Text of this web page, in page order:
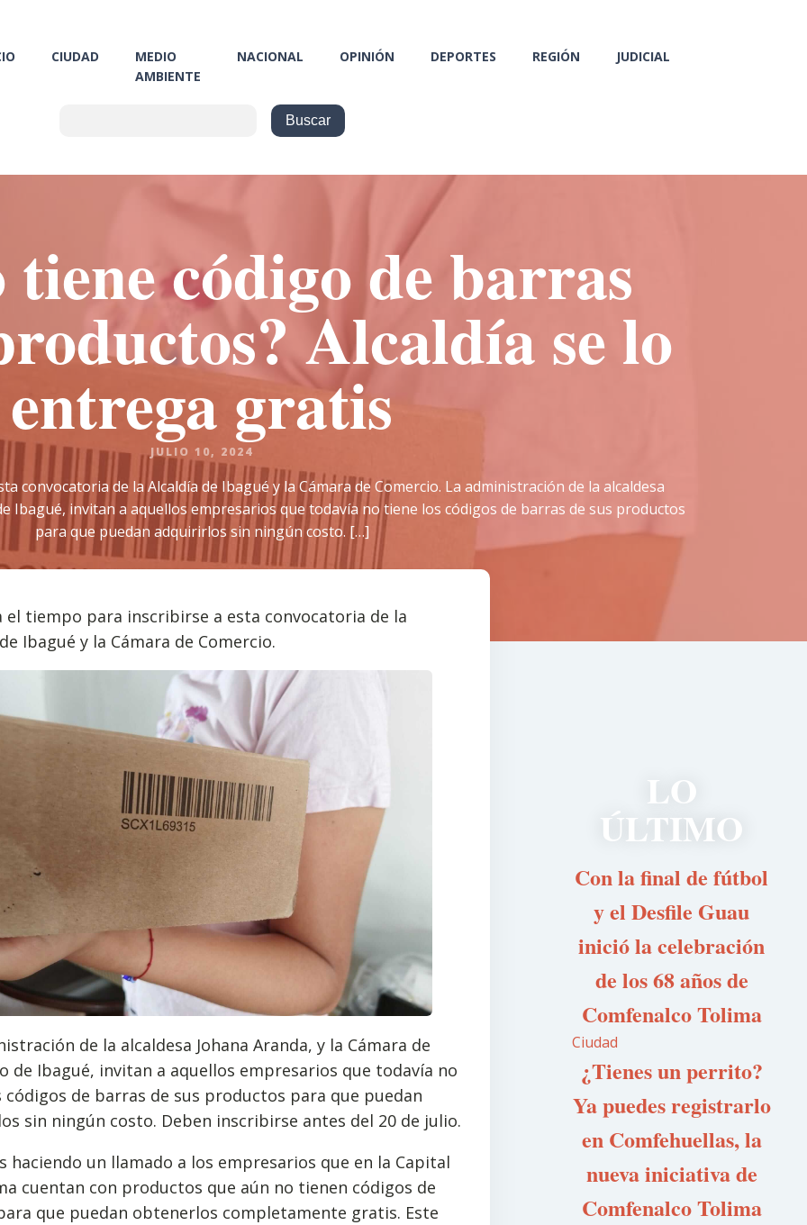
CIUDAD
MEDIO
AMBIENTE
NACIONAL OPINIÓN DEPORTES REGIÓN JUDICIAL
código de barras
Alcaldía se lo
entrega gratis
JULIO 10, 2024
convocatoria de la Alcaldía de Ibagué y la Cámara de Comercio. La administración de la alcaldesa
Ibagué, invitan a aquellos empresarios que todavía no tiene los códigos de barras de sus productos
para que puedan adquirirlos sin ningún costo. […]
el tiempo para inscribirse a esta convocatoria de la
Ibagué y la Cámara de Comercio.
de la alcaldesa Johana Aranda, y la Cámara de
de Ibagué, invitan a aquellos empresarios que todavía no
códigos de barras de sus productos para que puedan
sin ningún costo. Deben inscribirse antes del 20 de julio.
haciendo un llamado a los empresarios que en la Capital
cuentan con productos que aún no tienen códigos de
que puedan obtenerlos completamente gratis. Este
LO
ÚLTIMO
Con la final de fútbol
y el Desfile Guau
inició la celebración
de los 68 años de
Comfenalco Tolima
Ciudad
¿Tienes un perrito?
Ya puedes registrarlo
en Comfehuellas, la
nueva iniciativa de
Comfenalco Tolima